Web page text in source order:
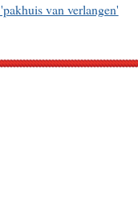
van verlangen'